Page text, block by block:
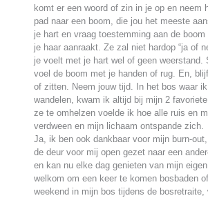
komt er een woord of zin in je op en neem
pad naar een boom, die jou het meeste
je hart en vraag toestemming aan de
je haar aanraakt. Ze zal niet hardop “ja of
je voelt met je hart wel of geen weerstand.
voel de boom met je handen of rug. En,
of zitten. Neem jouw tijd. In het bos waar
wandelen, kwam ik altijd bij mijn 2
ze te omhelzen voelde ik hoe alle ruis en
verdween en mijn lichaam ontspande zich.
Ja, ik ben ook dankbaar voor mijn burn-
de deur voor mij open gezet naar een
en kan nu elke dag genieten van mijn
welkom om een keer te komen bosbaden
weekend in mijn bos tijdens de bosretraite,